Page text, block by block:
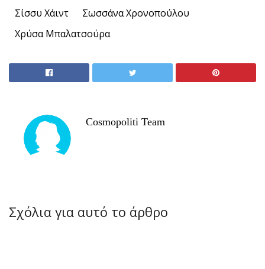
Σίσσυ Χάιντ
Σωσσάνα Χρονοπούλου
Χρύσα Μπαλατσούρα
Cosmopoliti Team
Σχόλια για αυτό το άρθρο